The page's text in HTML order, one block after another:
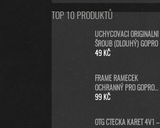
TOP 10 PRODUKTŮ
UCHYCOVACÍ ORIGINÁLNÍ
ŠROUB (DLOUHÝ) GOPRO
49 KČ
FRAME RÁMEČEK
OCHRANNÝ PRO GOPRO
HERO8 BLACK
99 KČ
OTG ČTEČKA KARET 4V1 –